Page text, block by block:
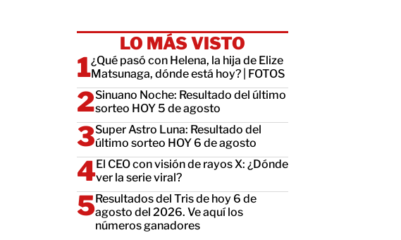
LO MÁS VISTO
¿Qué pasó con Helena, la hija de Elize
Matsunaga, dónde está hoy? | FOTOS
Sinuano Noche: Resultado del último
sorteo HOY 5 de agosto
Super Astro Luna: Resultado del
último sorteo HOY 6 de agosto
El CEO con visión de rayos X: ¿Dónde
ver la serie viral?
Resultados del Tris de hoy 6 de
agosto del 2026. Ve aquí los
números ganadores